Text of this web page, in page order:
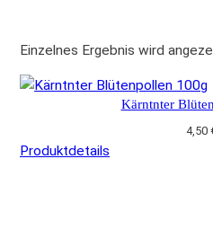
Einzelnes Ergebnis wird
Kärntnter
4,50
Produktdetails